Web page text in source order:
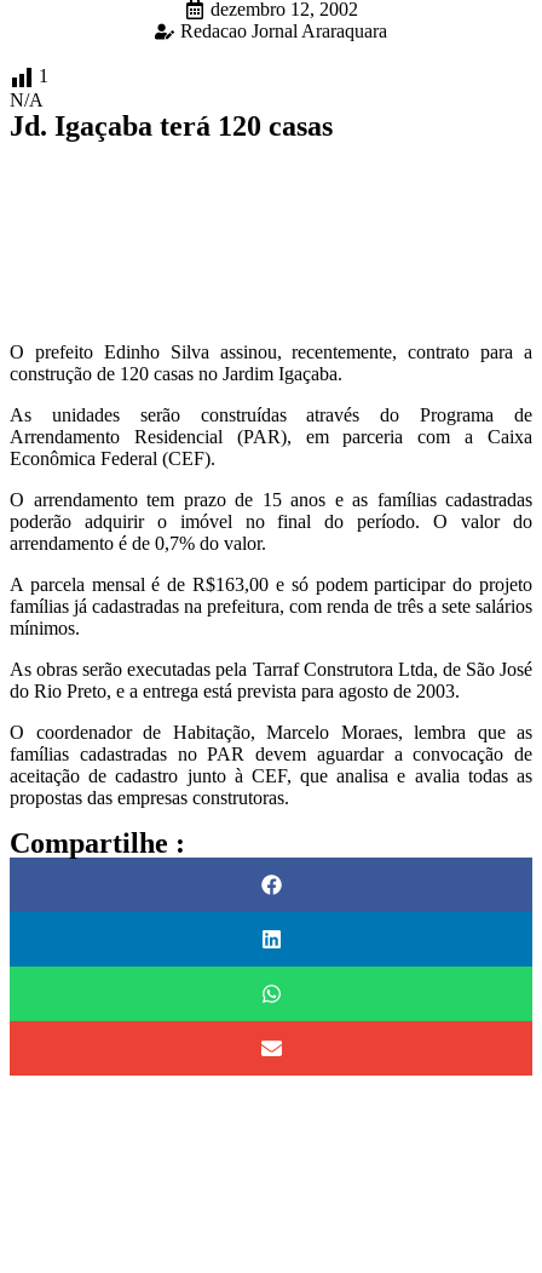
dezembro 12, 2002
Redacao Jornal Araraquara
1
N/A
Jd. Igaçaba terá 120 casas
O prefeito Edinho Silva assinou, recentemente, contrato para a
construção de 120 casas no Jardim Igaçaba.
As unidades serão construídas através do Programa de
Arrendamento Residencial (PAR), em parceria com a Caixa
Econômica Federal (CEF).
O arrendamento tem prazo de 15 anos e as famílias cadastradas
poderão adquirir o imóvel no final do período. O valor do
arrendamento é de 0,7% do valor.
A parcela mensal é de R$163,00 e só podem participar do projeto
famílias já cadastradas na prefeitura, com renda de três a sete salários
mínimos.
As obras serão executadas pela Tarraf Construtora Ltda, de São José
do Rio Preto, e a entrega está prevista para agosto de 2003.
O coordenador de Habitação, Marcelo Moraes, lembra que as
famílias cadastradas no PAR devem aguardar a convocação de
aceitação de cadastro junto à CEF, que analisa e avalia todas as
propostas das empresas construtoras.
Compartilhe :